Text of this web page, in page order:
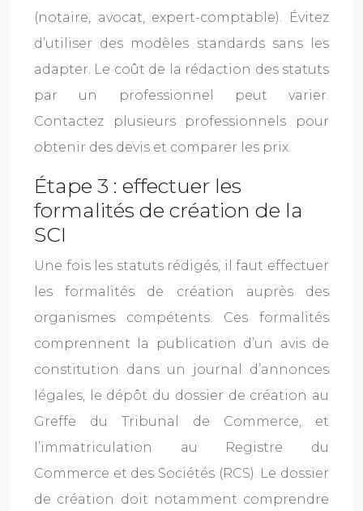
(notaire, avocat, expert-comptable). Évitez
d’utiliser des modèles standards sans les
adapter. Le coût de la rédaction des statuts
par un professionnel peut varier.
Contactez plusieurs professionnels pour
obtenir des devis et comparer les prix.
Étape 3 : effectuer les
formalités de création de la
SCI
Une fois les statuts rédigés, il faut effectuer
les formalités de création auprès des
organismes compétents. Ces formalités
comprennent la publication d’un avis de
constitution dans un journal d’annonces
légales, le dépôt du dossier de création au
Greffe du Tribunal de Commerce, et
l’immatriculation au Registre du
Commerce et des Sociétés (RCS). Le dossier
de création doit notamment comprendre